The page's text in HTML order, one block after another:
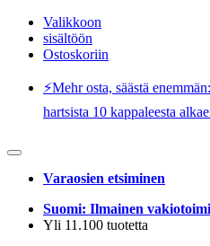
Valikkoon
sisältöön
Ostoskoriin
⚡️Mehr osta, säästä
hartsista 10 kappaleesta
Varaosien etsiminen
Suomi: Ilmainen
Yli 11.100 tuotetta